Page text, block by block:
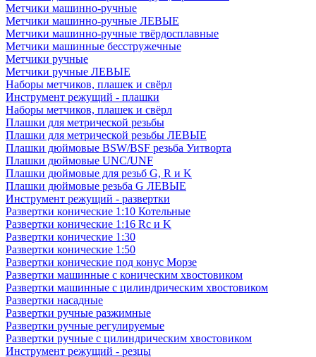
Метчики машинно-ручные
Метчики машинно-ручные ЛЕВЫЕ
Метчики машинно-ручные твёрдосплавные
Метчики машинные бесстружечные
Метчики ручные
Метчики ручные ЛЕВЫЕ
Наборы метчиков, плашек и свёрл
Инструмент режущий - плашки
Наборы метчиков, плашек и свёрл
Плашки для метрической резьбы
Плашки для метрической резьбы ЛЕВЫЕ
Плашки дюймовые BSW/BSF резьба Уитворта
Плашки дюймовые UNC/UNF
Плашки дюймовые для резьб G, R и K
Плашки дюймовые резьба G ЛЕВЫЕ
Инструмент режущий - развертки
Развертки конические 1:10 Котельные
Развертки конические 1:16 Rc и K
Развертки конические 1:30
Развертки конические 1:50
Развертки конические под конус Морзе
Развертки машинные с коническим хвостовиком
Развертки машинные с цилиндрическим хвостовиком
Развертки насадные
Развертки ручные разжимные
Развертки ручные регулируемые
Развертки ручные с цилиндрическим хвостовиком
Инструмент режущий - резцы